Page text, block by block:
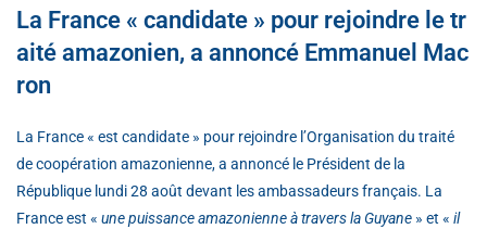
La France « candidate » pour rejoindre le tr
aité amazonien, a annoncé Emmanuel Mac
ron
La France « est candidate » pour rejoindre l’Organisation du traité
de coopération amazonienne, a annoncé le Président de la
République lundi 28 août devant les ambassadeurs français. La
France est « une puissance amazonienne à travers la Guyane » et « il